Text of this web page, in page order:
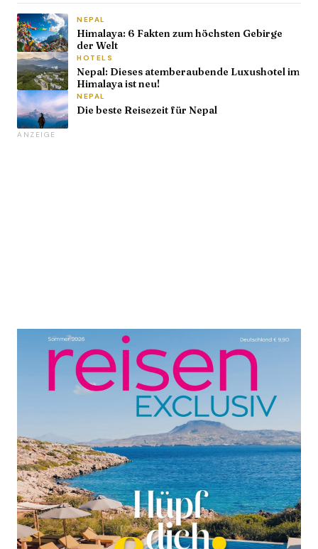
NEPAL
Himalaya: 6 Fakten zum höchsten Gebirge
der Welt
HOTELS
Nepal: Dieses atemberaubende Luxushotel im
Himalaya ist neu!
NEPAL
Die beste Reisezeit für Nepal
ANZEIGE